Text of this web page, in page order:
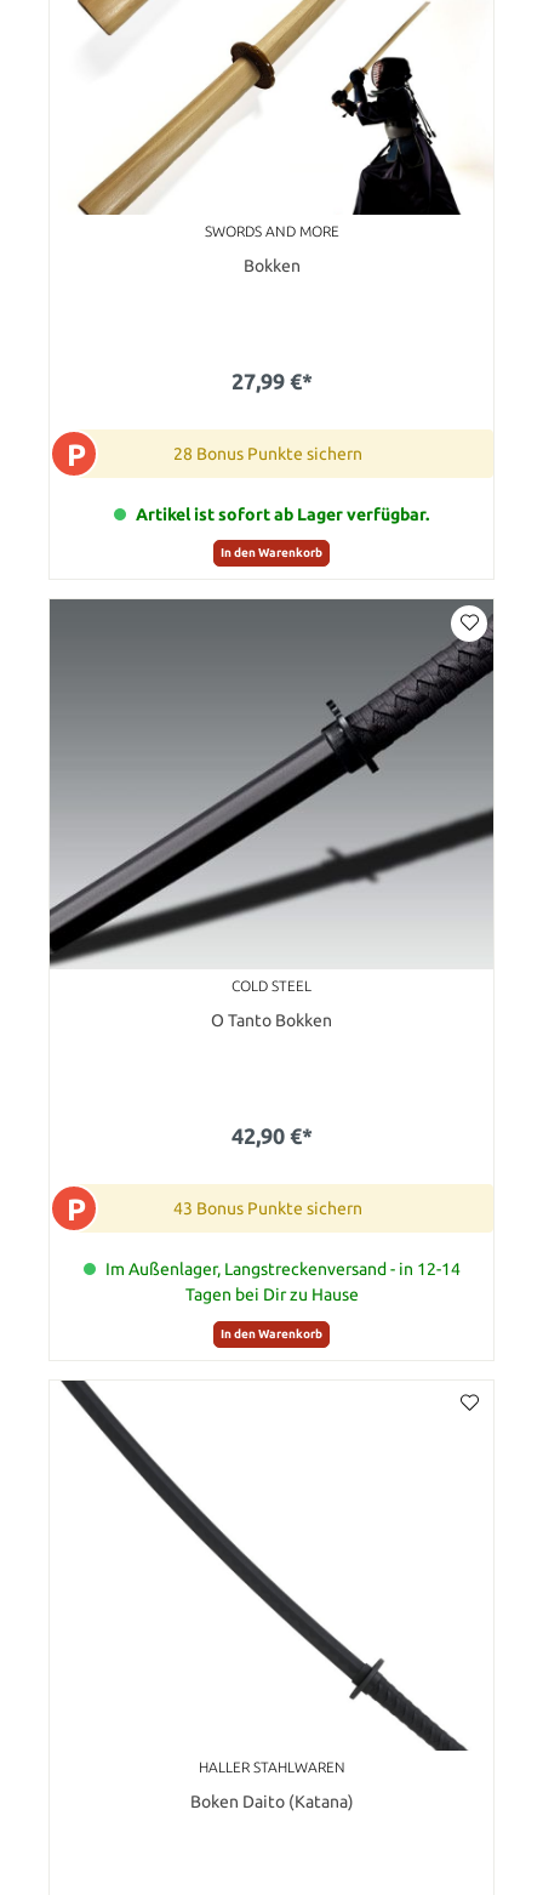
SWORDS AND MORE
Bokken
27,99 €*
P 28 Bonus Punkte sichern
Artikel ist sofort ab Lager verfügbar.
In den Warenkorb
COLD STEEL
O Tanto Bokken
42,90 €*
P 43 Bonus Punkte sichern
Im Außenlager, Langstreckenversand - in 12-14
Tagen bei Dir zu Hause
In den Warenkorb
HALLER STAHLWAREN
Boken Daito (Katana)